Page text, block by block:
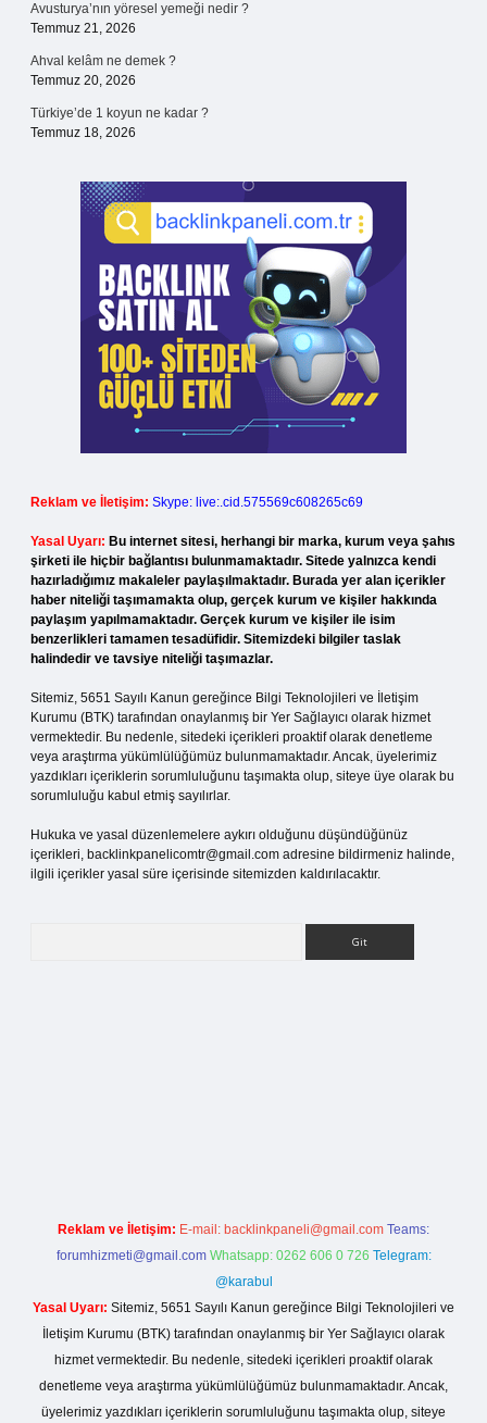
Avusturya’nın yöresel yemeği nedir ?
Temmuz 21, 2026
Ahval kelâm ne demek ?
Temmuz 20, 2026
Türkiye’de 1 koyun ne kadar ?
Temmuz 18, 2026
Reklam ve İletişim: Skype: live:.cid.575569c608265c69
Yasal Uyarı: Bu internet sitesi, herhangi bir marka, kurum veya şahıs
şirketi ile hiçbir bağlantısı bulunmamaktadır. Sitede yalnızca kendi
hazırladığımız makaleler paylaşılmaktadır. Burada yer alan içerikler
haber niteliği taşımamakta olup, gerçek kurum ve kişiler hakkında
paylaşım yapılmamaktadır. Gerçek kurum ve kişiler ile isim
benzerlikleri tamamen tesadüfidir. Sitemizdeki bilgiler taslak
halindedir ve tavsiye niteliği taşımazlar.
Sitemiz, 5651 Sayılı Kanun gereğince Bilgi Teknolojileri ve İletişim
Kurumu (BTK) tarafından onaylanmış bir Yer Sağlayıcı olarak hizmet
vermektedir. Bu nedenle, sitedeki içerikleri proaktif olarak denetleme
veya araştırma yükümlülüğümüz bulunmamaktadır. Ancak, üyelerimiz
yazdıkları içeriklerin sorumluluğunu taşımakta olup, siteye üye olarak bu
sorumluluğu kabul etmiş sayılırlar.
Hukuka ve yasal düzenlemelere aykırı olduğunu düşündüğünüz
içerikleri, backlinkpanelicomtr@gmail.com adresine bildirmeniz halinde,
ilgili içerikler yasal süre içerisinde sitemizden kaldırılacaktır.
Reklam ve İletişim: E-mail: backlinkpaneli@gmail.com Teams:
forumhizmeti@gmail.com Whatsapp: 0262 606 0 726 Telegram:
@karabul
Yasal Uyarı: Sitemiz, 5651 Sayılı Kanun gereğince Bilgi Teknolojileri ve
İletişim Kurumu (BTK) tarafından onaylanmış bir Yer Sağlayıcı olarak
hizmet vermektedir. Bu nedenle, sitedeki içerikleri proaktif olarak
denetleme veya araştırma yükümlülüğümüz bulunmamaktadır. Ancak,
üyelerimiz yazdıkları içeriklerin sorumluluğunu taşımakta olup, siteye